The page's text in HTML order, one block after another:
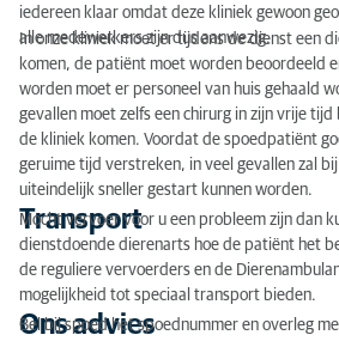
iedereen klaar omdat deze kliniek gewoon
alle medewerkers zijn dus aanwezig.
In onze kliniek moet er tijdens de dienst een
komen, de patiënt moet worden beoordeeld
worden moet er personeel van huis gehaald
gevallen moet zelfs een chirurg in zijn vrije
de kliniek komen. Voordat de spoedpatiënt
geruime tijd verstreken, in veel gevallen zal
uiteindelijk sneller gestart kunnen worden.
Transport
Mocht vervoer voor u een probleem zijn dan
dienstdoende dierenarts hoe de patiënt het
de reguliere vervoerders en de
mogelijkheid tot speciaal transport bieden.
Ons advies
Bel bij spoed het spoednummer en overleg